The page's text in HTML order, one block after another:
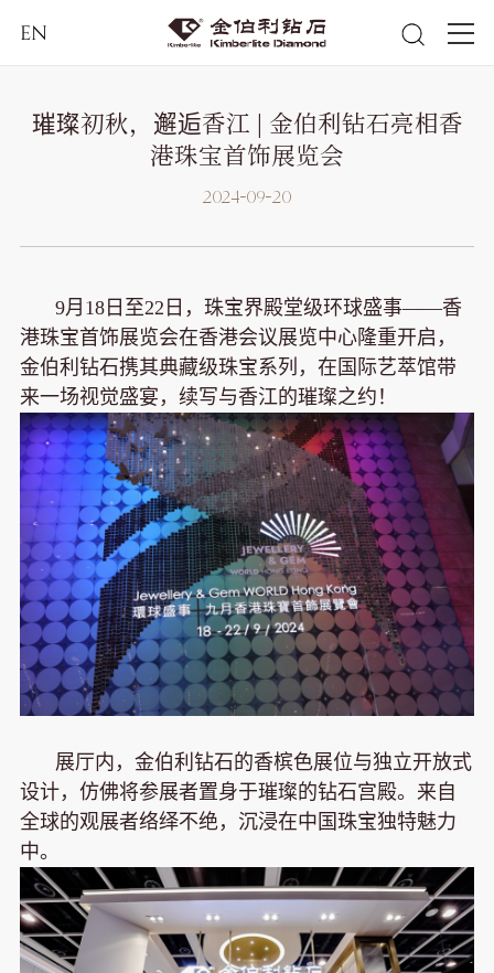
EN
璀璨初秋，邂逅香江 | 金伯利钻石亮相香
港珠宝首饰展览会
2024-09-20
9月18日至22日，珠宝界殿堂级环球盛事——香
港珠宝首饰展览会在香港会议展览中心隆重开启，
金伯利钻石携其典藏级珠宝系列，在国际艺萃馆带
来一场视觉盛宴，续写与香江的璀璨之约！
展厅内，金伯利钻石的香槟色展位与独立开放式
设计，仿佛将参展者置身于璀璨的钻石宫殿。来自
全球的观展者络绎不绝，沉浸在中国珠宝独特魅力
中。